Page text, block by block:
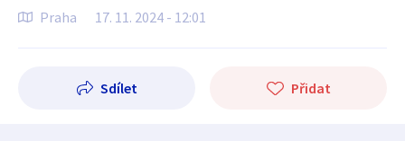
Praha 17. 11. 2024 - 12:01
Sdílet Přidat